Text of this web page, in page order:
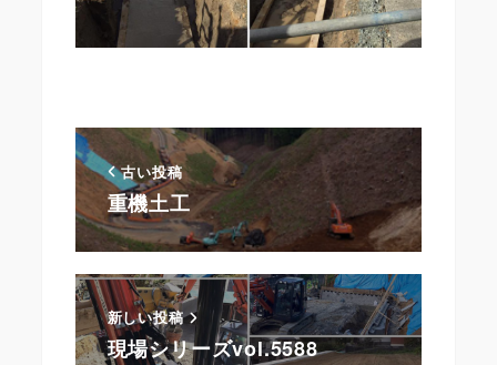
古い投稿
重機土工
新しい投稿
現場シリーズvol.5588